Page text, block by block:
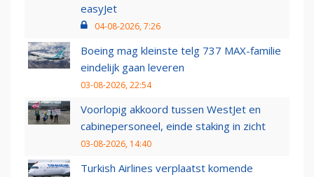
easyJet
04-08-2026, 7:26
Boeing mag kleinste telg 737 MAX-familie
eindelijk gaan leveren
03-08-2026, 22:54
Voorlopig akkoord tussen WestJet en
cabinepersoneel, einde staking in zicht
03-08-2026, 14:40
Turkish Airlines verplaatst komende